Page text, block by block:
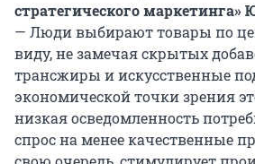
стратегического маркетинга»
— Люди выбирают товары по
виду, не замечая скрытых
трансжиры и искусственные
экономической точки зрения
низкая осведомленность
спрос на менее качественные